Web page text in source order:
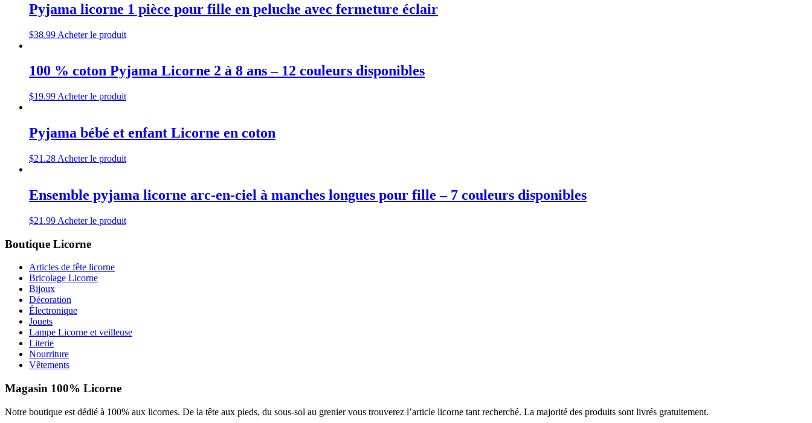
Pyjama licorne 1 pièce pour fille en peluche avec fermeture éclair
$38.99 Acheter le produit
100 % coton Pyjama Licorne 2 à 8 ans – 12 couleurs disponibles
$19.99 Acheter le produit
Pyjama bébé et enfant Licorne en coton
$21.28 Acheter le produit
Ensemble pyjama licorne arc-en-ciel à manches longues pour fille – 7 couleurs disponibles
$21.99 Acheter le produit
Boutique Licorne
Articles de fête licorne
Bricolage Licorne
Bijoux
Décoration
Électronique
Jouets
Lampe Licorne et veilleuse
Literie
Nourriture
Vêtements
Magasin 100% Licorne
Notre boutique est dédié à 100% aux licornes. De la tête aux pieds, du sous-sol au grenier vous trouverez l’article licorne tant recherché. La majorité des produits sont livrés gratuitement.